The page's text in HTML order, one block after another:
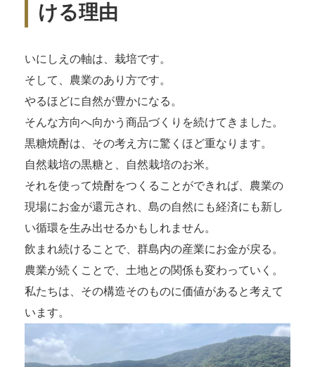
ける理由
いにしえの軸は、栽培です。
そして、農業のあり方です。
やるほどに自然が豊かになる。
そんな方向へ向かう商品づくりを続けてきました。
黒糖焼酎は、その考え方に驚くほど重なります。
自然栽培の黒糖と、自然栽培のお米。
それを使って焼酎をつくることができれば、農業の
現場にお金が還元され、島の自然にも経済にも新し
い循環を生み出せるかもしれません。
飲まれ続けることで、群島内の産業にお金が戻る。
農業が続くことで、土地との関係も変わっていく。
私たちは、その構造そのものに価値があると考えて
います。